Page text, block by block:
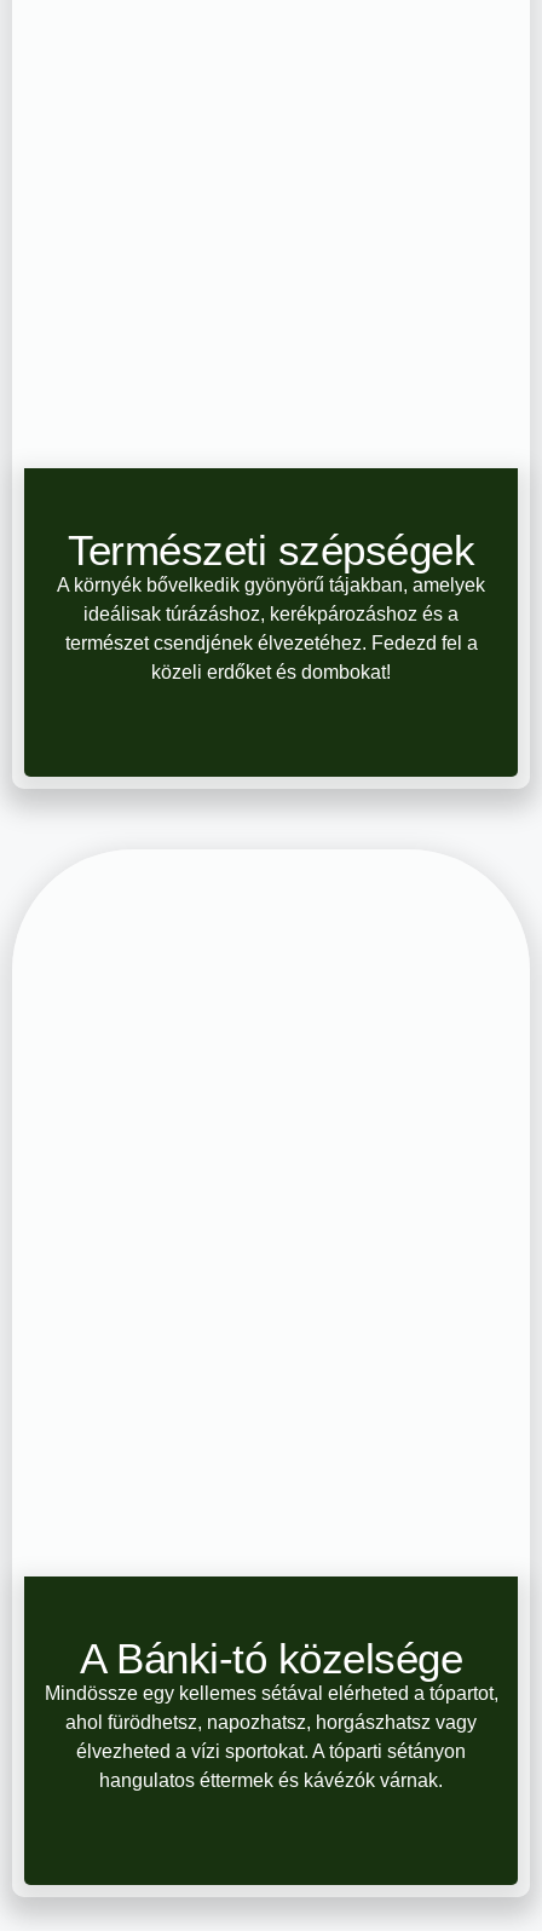
Természeti szépségek
A környék bővelkedik gyönyörű tájakban, amelyek
ideálisak túrázáshoz, kerékpározáshoz és a
természet csendjének élvezetéhez. Fedezd fel a
közeli erdőket és dombokat!
A Bánki-tó közelsége
Mindössze egy kellemes sétával elérheted a tópartot,
ahol fürödhetsz, napozhatsz, horgászhatsz vagy
élvezheted a vízi sportokat. A tóparti sétányon
hangulatos éttermek és kávézók várnak.